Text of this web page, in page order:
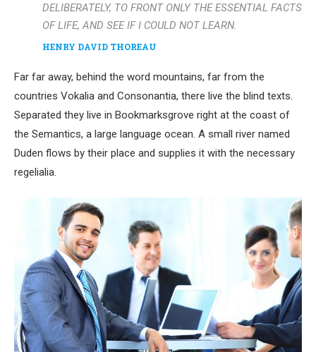
DELIBERATELY, TO FRONT ONLY THE ESSENTIAL FACTS
OF LIFE, AND SEE IF I COULD NOT LEARN.
HENRY DAVID THOREAU
Far far away, behind the word mountains, far from the
countries Vokalia and Consonantia, there live the blind texts.
Separated they live in Bookmarksgrove right at the coast of
the Semantics, a large language ocean. A small river named
Duden flows by their place and supplies it with the necessary
regelialia.